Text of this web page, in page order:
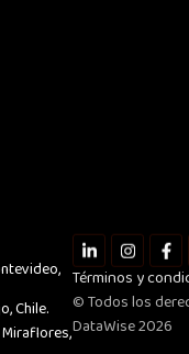
Chile.
Miraflores,
L
i
n
k
e
d
i
I
n
s
t
a
g
r
F
a
c
e
b
o
o
Términos y
© Todos los
DataWise 2026